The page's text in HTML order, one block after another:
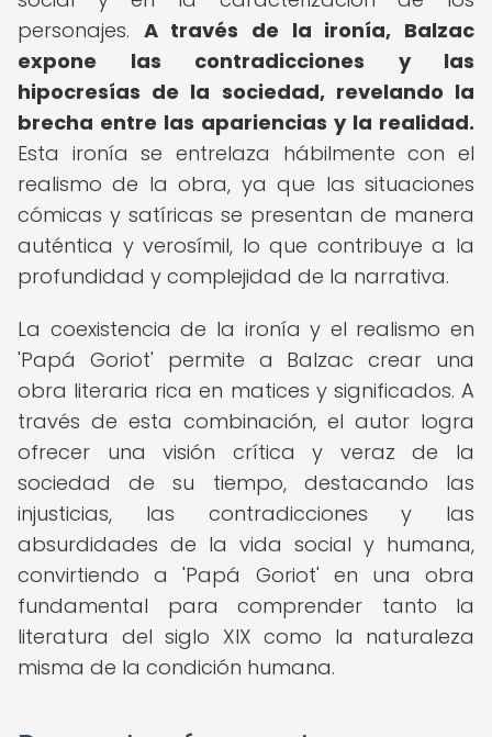
personajes. A través de la ironía, Balzac
expone las contradicciones y las
hipocresías de la sociedad, revelando la
brecha entre las apariencias y la realidad.
Esta ironía se entrelaza hábilmente con el
realismo de la obra, ya que las situaciones
cómicas y satíricas se presentan de manera
auténtica y verosímil, lo que contribuye a la
profundidad y complejidad de la narrativa.
La coexistencia de la ironía y el realismo en
'Papá Goriot' permite a Balzac crear una
obra literaria rica en matices y significados. A
través de esta combinación, el autor logra
ofrecer una visión crítica y veraz de la
sociedad de su tiempo, destacando las
injusticias, las contradicciones y las
absurdidades de la vida social y humana,
convirtiendo a 'Papá Goriot' en una obra
fundamental para comprender tanto la
literatura del siglo XIX como la naturaleza
misma de la condición humana.